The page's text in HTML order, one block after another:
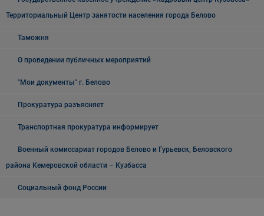
Территориальный Центр занятости населения города Белово
Таможня
О проведении публичных мероприятий
"Мои документы" г. Белово
Прокуратура разъясняет
Транспортная прокуратура информирует
Военный комиссариат городов Белово и Гурьевск, Беловского
района Кемеровской области – Кузбасса
Социальный фонд России